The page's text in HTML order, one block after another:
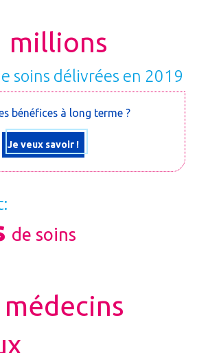
millions
soins délivrées en 2019
bénéfices à long terme ?
Je veux savoir !
de soins
médecins